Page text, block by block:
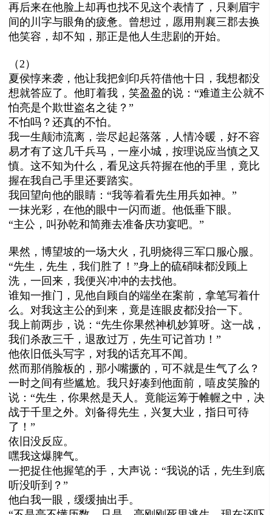
再后来在他脸上却再也找不见这个表情了，只剩眉宇
间的川字与眼角的疲惫。曾想过，愿用荆襄三郡去换
他笑容，却不知，那正是他人生悲剧的开始。
（2）
夏侯惇来袭，他让我把剑印兵符借他十日，我想都没
想就答应了。他盯着我，笑盈盈的说：“难道主公就不
怕亮是个欺世盗名之徒？”
不怕吗？还真的不怕。
我一生颠沛流离，尝尽起起落落，人情冷暖，好不容
易才有了这几千兵马，一座小城，按理说应当慎之又
慎。这不知为什么，看见这兵符握在他的手里，竟比
握在我自己手里还要踏实。
我回望向他的眼睛：“我等着看先生用兵如神。”
一抹光彩，在他的眼中一闪而逝。他低垂下眼。
“主公，叫孙乾和简雍去准备庆功宴吧。”
果然，博望坡的一场大火，孔明烧得三军口服心服。
“先生，先生，我们胜了！”身上的硫硝味都没顾上
洗，一回来，我便兴冲冲的去找他。
谁知一推门，见他自顾自的端坐在案前，拿笔写着什
么。对我这主公的到来，竟是连眼皮都没抬一下。
我上前两步，说：“先生你果然神机妙算呀。这一战，
我们杀敌三千，退敌过万，先生可记首功！”
他依旧低头写字，对我的话充耳不闻。
然而那俏脸板的，那小嘴撅的，可不就是生气了么？
一时之间有些尴尬。我只好凑到他面前，嘻皮笑脸的
说：“先生，你果然是天人。竟能运筹于帷幄之中，决
战于千里之外。刘备得先生，兴复大业，指日可待
了！”
依旧没反应。
嘿我这爆脾气。
一把捉住他握笔的手，大声说：“我说的话，先生到底
听没听到？”
他白我一眼，缓缓抽出手。